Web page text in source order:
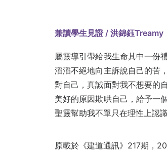
兼讀學生見證/ 洪錦鈺Treamy
屬靈導引帶給我生命其中一份
滔滔不絕地向主訴說自己的苦
對自己，真誠面對我不想要的
美好的原因欺哄自己，給予一
聖靈幫助我不單只在理性上認
原載於《建道通訊》217期，